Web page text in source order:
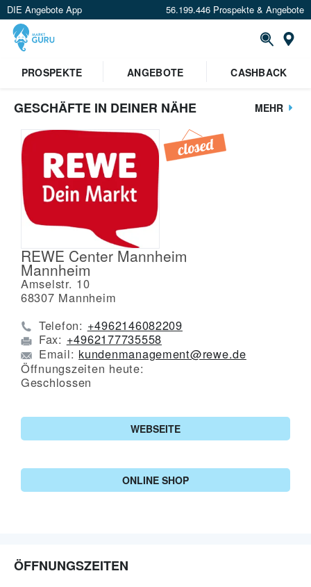
DIE Angebote App 56.199.446 Prospekte & Angebote
PROSPEKTE
ANGEBOTE CASHBACK
GESCHÄFTE IN DEINER NÄHE MEHR
REWE Center Mannheim
Mannheim
Amselstr. 10
68307 Mannheim
Telefon: +4962146082209
Fax: +4962177735558
Email: kundenmanagement@rewe.de
Öffnungszeiten heute:
Geschlossen
WEBSEITE
ONLINE SHOP
ÖFFNUNGSZEITEN